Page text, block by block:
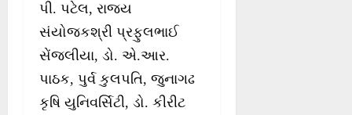
પી. પટેલ, રાજ્ય
સંયોજકશ્રી પ્રફુલભાઈ
સેંજલીયા, ડો. એ.આર.
પાઠક, પુર્વ કુલપતિ, જુનાગઢ
કૃષિ યુનિવર્સિટી, ડો. કીરીટ